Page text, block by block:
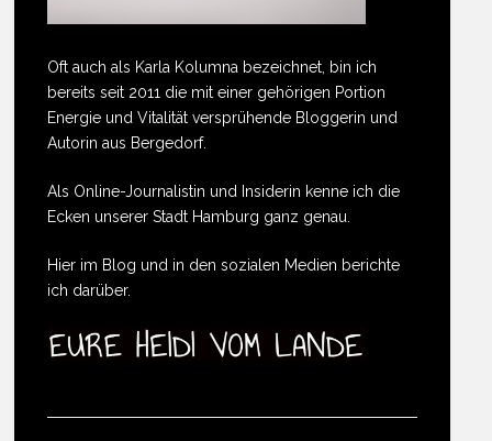
Oft auch als Karla Kolumna bezeichnet, bin ich
bereits seit 2011 die mit einer gehörigen Portion
Energie und Vitalität versprühende Bloggerin und
Autorin aus Bergedorf.
Als Online-Journalistin und Insiderin kenne ich die
Ecken unserer Stadt Hamburg ganz genau.
Hier im Blog und in den sozialen Medien berichte
ich darüber.